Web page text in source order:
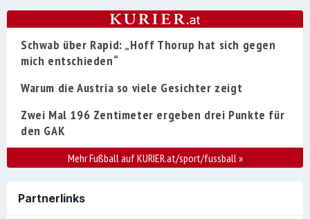
Schwab über Rapid: „Hoff Thorup hat sich gegen
mich entschieden“
Warum die Austria so viele Gesichter zeigt
Zwei Mal 196 Zentimeter ergeben drei Punkte für
den GAK
Mehr Fußball auf KURIER.at/sport/fussball»
Partnerlinks